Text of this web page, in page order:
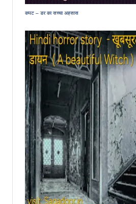
कपट – डर का सच्चा अहसास